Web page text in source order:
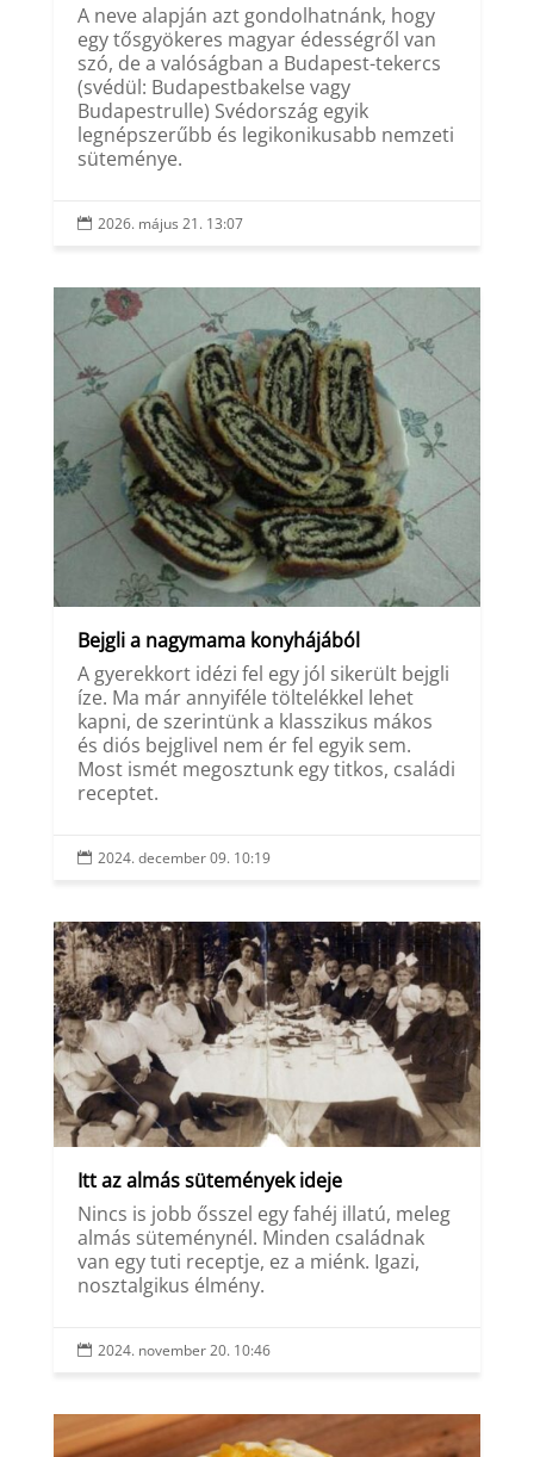
A neve alapján azt gondolhatnánk, hogy
egy tősgyökeres magyar édességről van
szó, de a valóságban a Budapest-tekercs
(svédül: Budapestbakelse vagy
Budapestrulle) Svédország egyik
legnépszerűbb és legikonikusabb nemzeti
süteménye.
 2026. május 21. 13:07
Bejgli a nagymama konyhájából
A gyerekkort idézi fel egy jól sikerült bejgli
íze. Ma már annyiféle töltelékkel lehet
kapni, de szerintünk a klasszikus mákos
és diós bejglivel nem ér fel egyik sem.
Most ismét megosztunk egy titkos, családi
receptet.
 2024. december 09. 10:19
Itt az almás sütemények ideje
Nincs is jobb ősszel egy fahéj illatú, meleg
almás süteménynél. Minden családnak
van egy tuti receptje, ez a miénk. Igazi,
nosztalgikus élmény.
 2024. november 20. 10:46